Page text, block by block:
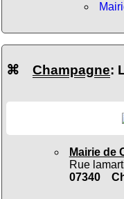
⌘ Champagne:
Mairie de
Rue
07340